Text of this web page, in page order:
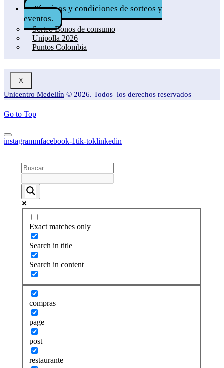
Términos y condiciones de sorteos y
eventos.
Sorteo Bonos de consumo
Unipolla 2026
Puntos Colombia
X
Unicentro Medellín © 2026. Todos los derechos reservados
Go to Top
instagrammfacebook-1tik-toklinkedin
Exact matches only
Search in title
Search in content
compras
page
post
restaurante